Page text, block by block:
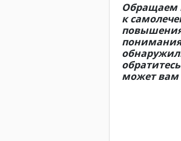
Обращаем
к
может вам